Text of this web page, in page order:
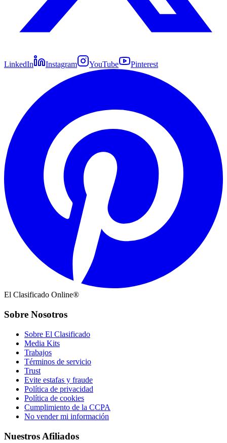
LinkedIn Instagram YouTube Pinterest
El Clasificado Online®
Sobre Nosotros
Sobre El Clasificado
Media Kits
Trabajos
Términos de servicio
Trust
Evite estafas y fraude
Política de privacidad
Política de cookies
Cumplimiento de la CCPA
No vender mi información
Nuestros Afiliados